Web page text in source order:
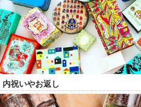
内祝いやお返し